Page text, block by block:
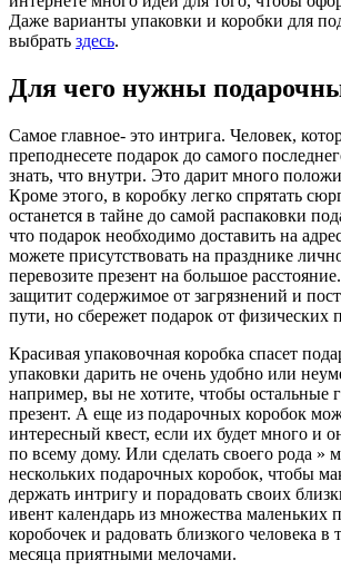
Даже варианты упаковки и коробки для
выбрать здесь.
Для чего нужны
Самое главное- это интрига. Человек,
преподнесете подарок до самого
знать, что внутри. Это дарит много
Кроме этого, в коробку легко спрятать
останется в тайне до самой распаковки
что подарок необходимо доставить на
можете присутствовать на празднике
перевозите презент на большое
защитит содержимое от загрязнений и
пути, но сбережет подарок от физических
Красивая упаковочная коробка спасет
упаковки дарить не очень удобно или
например, вы не хотите, чтобы остальные
презент. А еще из подарочных коробок
интересный квест, если их будет много и
по всему дому. Или сделать своего рода »
нескольких подарочных коробок, чтобы
держать интригу и порадовать своих
ивент календарь из множества маленьких
коробочек и радовать близкого человека в
месяца приятными мелочами.